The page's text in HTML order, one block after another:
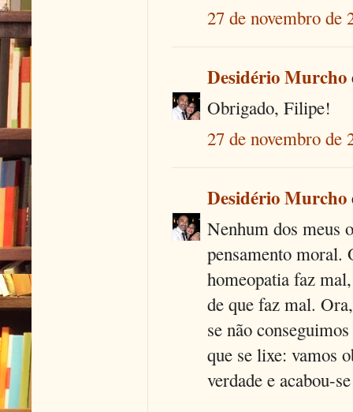
27 de novembro de
Desidério Murcho
Obrigado, Filipe!
27 de novembro de
Desidério Murcho
Nenhum dos meus
pensamento moral.
homeopatia faz
de que faz mal.
se não
que se lixe: vamos
verdade e acabou-